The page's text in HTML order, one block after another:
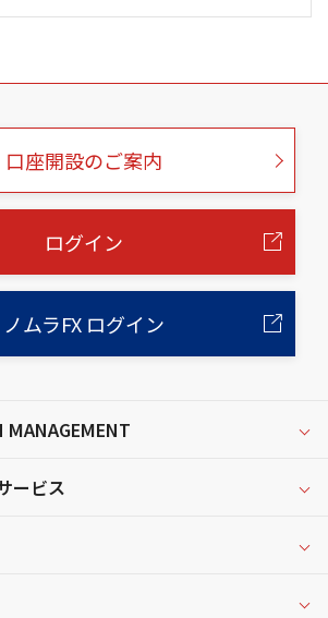
口座開設のご案内
ログイン
ノムラFX ログイン
MANAGEMENT
ービス